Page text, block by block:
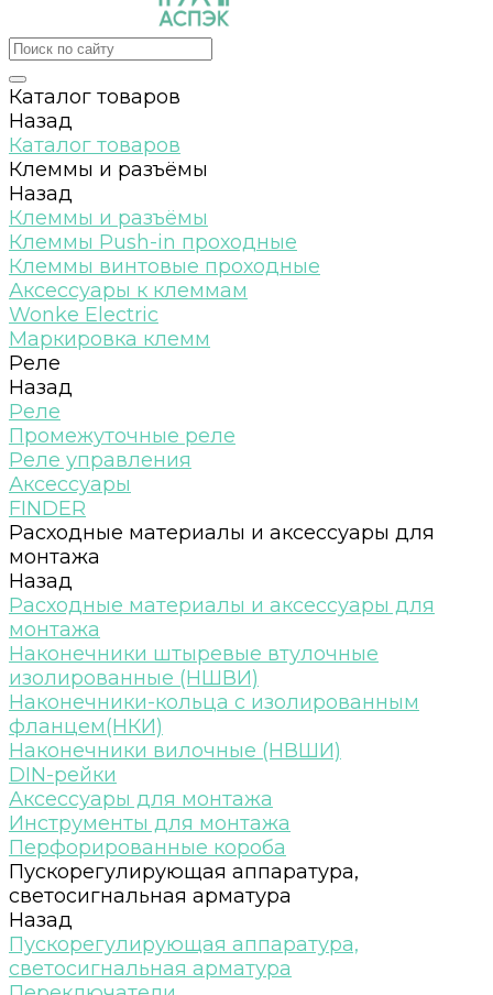
Каталог товаров
Назад
Каталог товаров
Клеммы и разъёмы
Назад
Клеммы и разъёмы
Клеммы Push-in проходные
Клеммы винтовые проходные
Аксессуары к клеммам
Wonke Electric
Маркировка клемм
Реле
Назад
Реле
Промежуточные реле
Реле управления
Аксессуары
FINDER
Расходные материалы и аксессуары для
монтажа
Назад
Расходные материалы и аксессуары для
монтажа
Наконечники штыревые втулочные
изолированные (НШВИ)
Наконечники-кольца с изолированным
фланцем(НКИ)
Наконечники вилочные (НВШИ)
DIN-рейки
Аксессуары для монтажа
Инструменты для монтажа
Перфорированные короба
Пускорегулирующая аппаратура,
светосигнальная арматура
Назад
Пускорегулирующая аппаратура,
светосигнальная арматура